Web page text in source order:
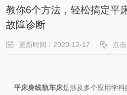
教你6个方法，轻松搞定平
故障诊断
更新时间：2020-12-17 点
平床身线轨车床是涉及多个应用学